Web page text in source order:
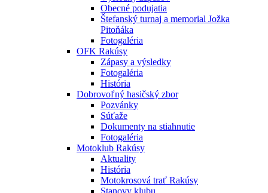
Obecné podujatia
Štefanský turnaj a memorial Jožka
Pitoňáka
Fotogaléria
OFK Rakúsy
Zápasy a výsledky
Fotogaléria
História
Dobrovoľný hasičský zbor
Pozvánky
Súťaže
Dokumenty na stiahnutie
Fotogaléria
Motoklub Rakúsy
Aktuality
História
Motokrosová trať Rakúsy
Stanovy klubu